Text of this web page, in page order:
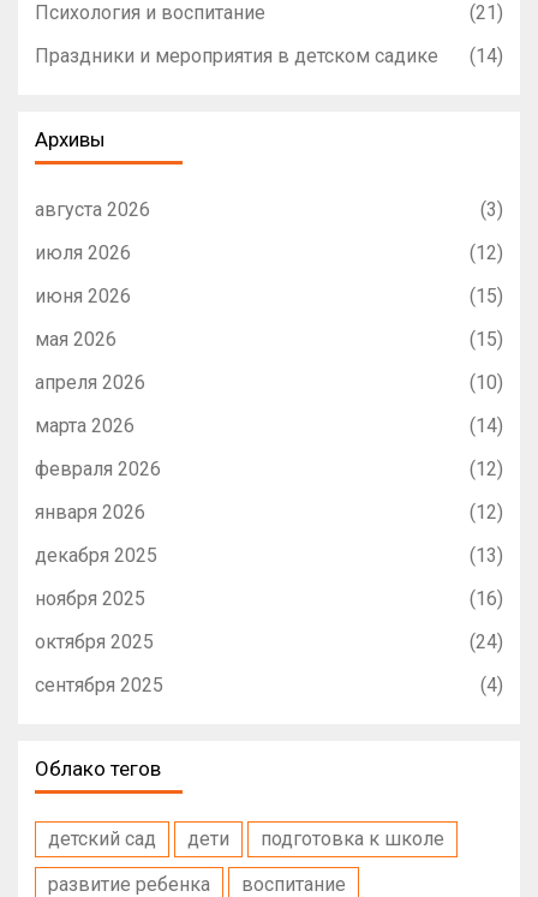
Психология и воспитание
(21)
Праздники и мероприятия в детском садике
(14)
Архивы
августа 2026
(3)
июля 2026
(12)
июня 2026
(15)
мая 2026
(15)
апреля 2026
(10)
марта 2026
(14)
февраля 2026
(12)
января 2026
(12)
декабря 2025
(13)
ноября 2025
(16)
октября 2025
(24)
сентября 2025
(4)
Облако тегов
детский сад дети
подготовка к школе
развитие ребенка
воспитание